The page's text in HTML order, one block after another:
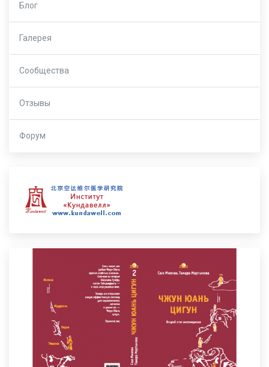
Блог
Галерея
Сообщества
Отзывы
Форум